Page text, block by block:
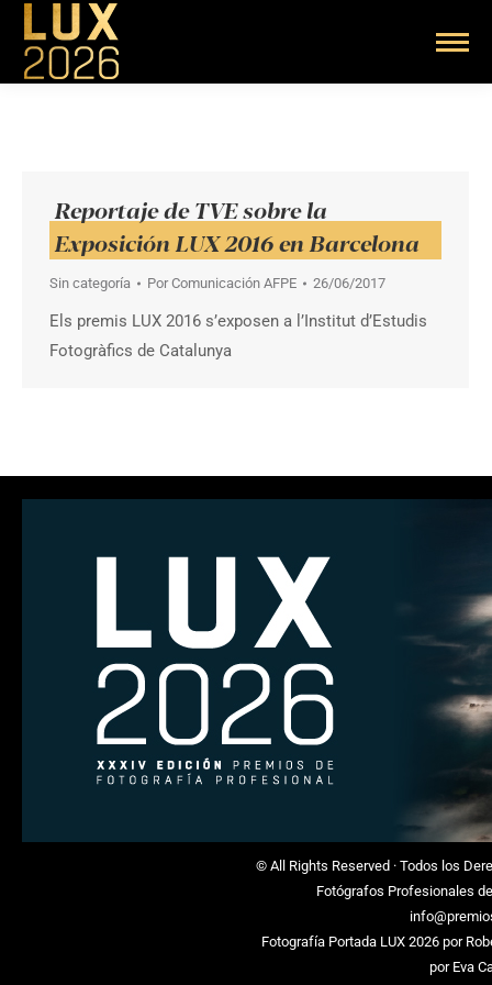
Reportaje de TVE sobre la
Exposición LUX 2016 en Barcelona
Sin categoría PorComunicación AFPE 26/06/2017
Els premis LUX 2016 s’exposen a l’Institut d’Estudis
Fotogràfics de Catalunya
© All Rights Reserved · Todos los
Fotógrafos Profesionales
Fotografía Portada LUX 2026 por
por Eva